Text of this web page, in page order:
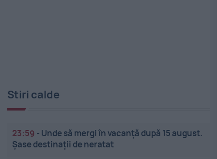
Stiri calde
23:59 - Unde să mergi în vacanță după 15 august.
Șase destinații de neratat